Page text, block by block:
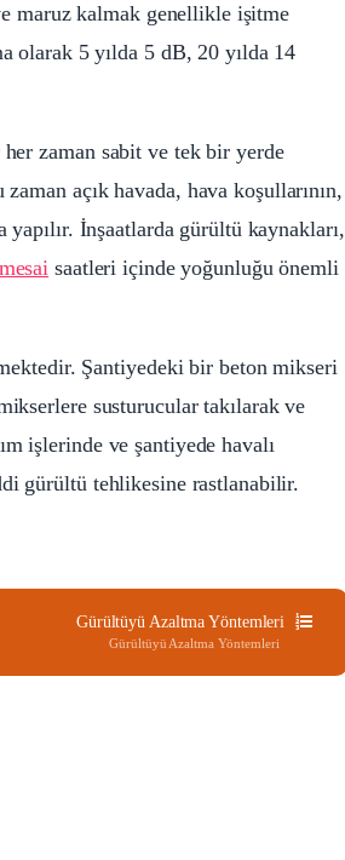
maruz kalmak genellikle işitme
olarak 5 yılda 5 dB, 20 yılda 14
zaman sabit ve tek bir yerde
açık havada, hava koşullarının,
İnşaatlarda gürültü kaynakları,
mesai saatleri içinde yoğunluğu önemli
Şantiyedeki bir beton mikseri
susturucular takılarak ve
işlerinde ve şantiyede havalı
gürültü tehlikesine rastlanabilir.
Gürültüyü Azaltma Yöntemleri
Gürültüyü Azaltma Yöntemleri